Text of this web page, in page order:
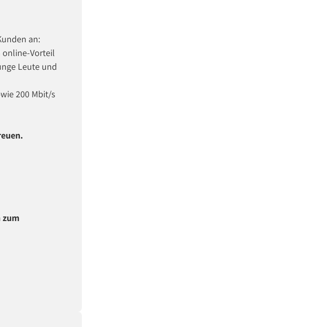
an:
online-Vorteil
Leute und
200 Mbit/s
zum